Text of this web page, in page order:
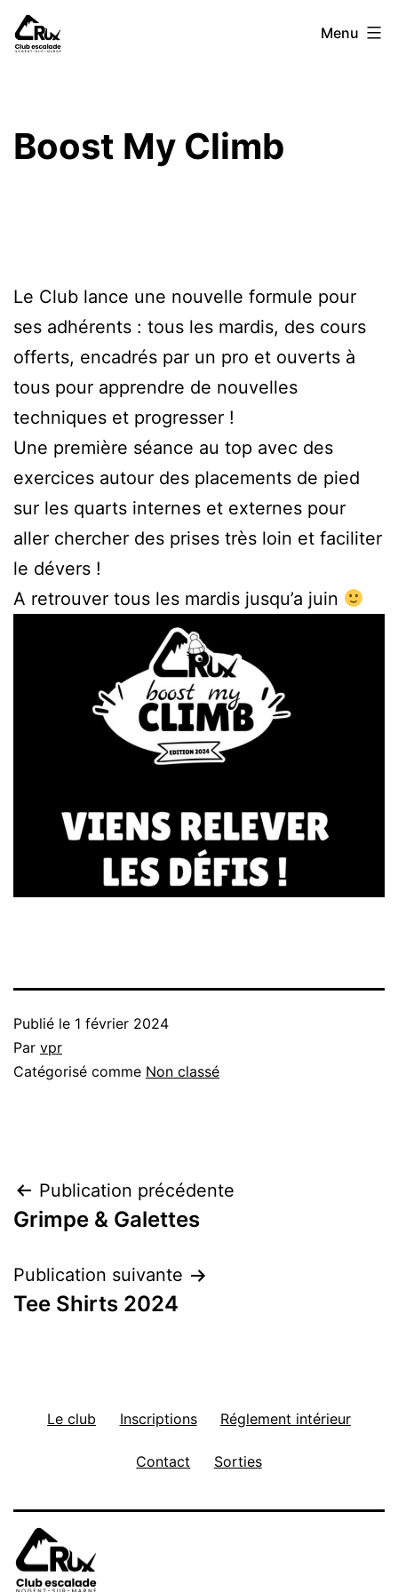
Aller
auCrux
Menu
Boost My Climb
Le Club lance une nouvelle formule pour
ses adhérents : tous les mardis, des cours
offerts, encadrés par un pro et ouverts à
tous pour apprendre de nouvelles
techniques et progresser !
Une première séance au top avec des
exercices autour des placements de pied
sur les quarts internes et externes pour
aller chercher des prises très loin et faciliter
le dévers !
A retrouver tous les mardis jusqu’a juin
Publié le 1 février 2024
Par vpr
Catégorisé comme Non classé
Navigation
de
l’article
Publication précédente
Grimpe & Galettes
Publication suivante
Tee Shirts 2024
Le club Inscriptions Réglement intérieur
Contact Sorties